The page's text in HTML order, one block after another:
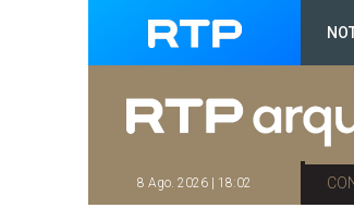
8 Ago. 2026 | 18:02